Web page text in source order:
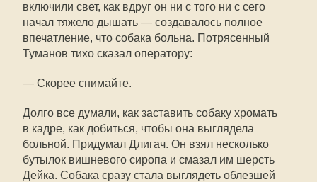
включили свет, как вдруг он ни с того ни с сего
начал тяжело дышать — создавалось полное
впечатление, что собака больна. Потрясенный
Туманов тихо сказал оператору:
— Скорее снимайте.
Долго все думали, как заставить собаку хромать
в кадре, как добиться, чтобы она выглядела
больной. Придумал Длигач. Он взял несколько
бутылок вишневого сиропа и смазал им шерсть
Дейка. Собака сразу стала выглядеть облезшей